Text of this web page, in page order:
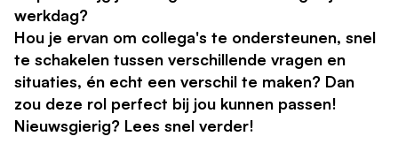
werkdag?
Hou je ervan om collega's te ondersteunen, snel
te schakelen tussen verschillende vragen en
situaties, én echt een verschil te maken? Dan
zou deze rol perfect bij jou kunnen passen!
Nieuwsgierig? Lees snel verder!